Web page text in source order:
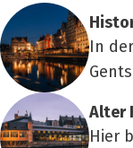
In
Gents
Alter
Hier